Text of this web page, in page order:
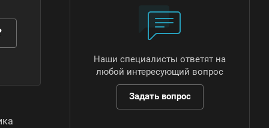
Наши специалисты ответят на
любой интересующий вопрос
Задать вопрос